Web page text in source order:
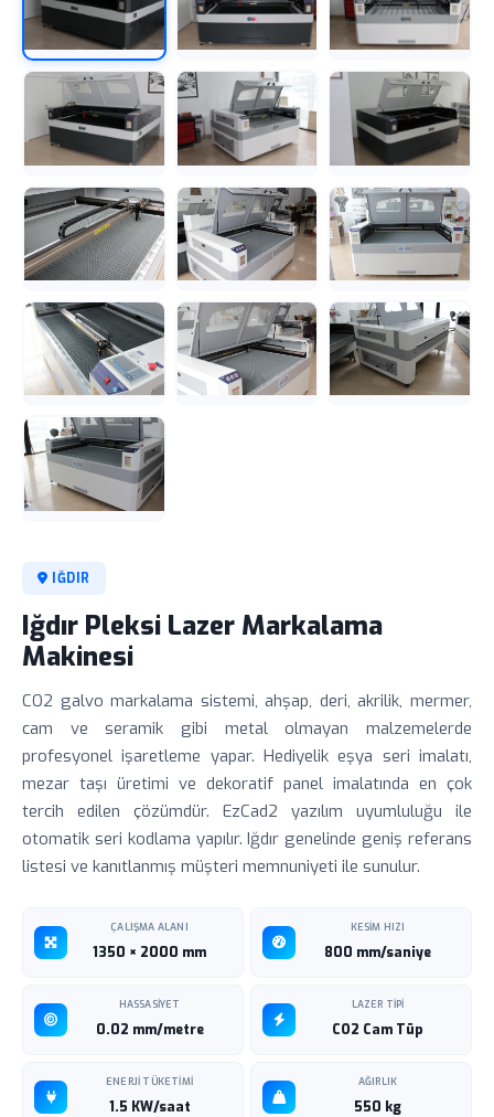
IĞDIR
Iğdır Pleksi Lazer Markalama
Makinesi
CO2 galvo markalama sistemi, ahşap, deri, akrilik, mermer,
cam ve seramik gibi metal olmayan malzemelerde
profesyonel işaretleme yapar. Hediyelik eşya seri imalatı,
mezar taşı üretimi ve dekoratif panel imalatında en çok
tercih edilen çözümdür. EzCad2 yazılım uyumluluğu ile
otomatik seri kodlama yapılır. Iğdır genelinde geniş referans
listesi ve kanıtlanmış müşteri memnuniyeti ile sunulur.
ÇALIŞMA ALANI
1350 × 2000 mm
KESIM HIZI
800 mm/saniye
HASSASIYET
0.02 mm/metre
LAZER TIPI
CO2 Cam Tüp
ENERJI TÜKETIMI
1.5 KW/saat
AĞIRLIK
550 kg